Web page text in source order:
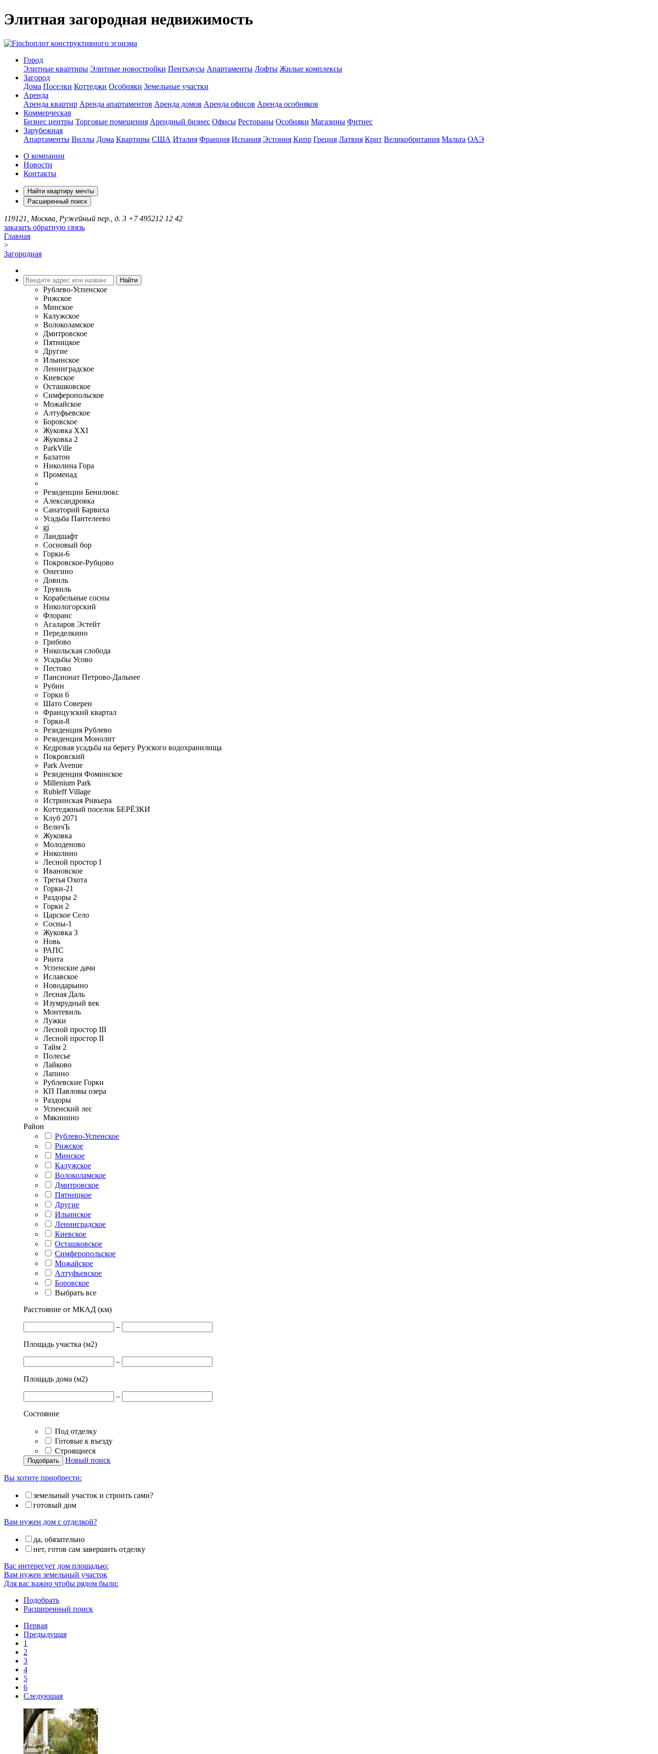
Элитная загородная недвижимость
оплот конструктивного эгоизма
Город
Элитные квартиры Элитные новостройки Пентхаусы Апартаменты Лофты Жилые комплексы
Загород
Дома Поселки Коттеджи Особняки Земельные участки
Аренда
Аренда квартир Аренда апартаментов Аренда домов Аренда офисов Аренда особняков
Коммерческая
Бизнес центры Торговые помещения Арендный бизнес Офисы Рестораны Особняки Магазины Фитнес
Зарубежная
Апартаменты Виллы Дома Квартиры США Италия Франция Испания Эстония Кипр Греция Латвия Крит Великобритания Мальта ОАЭ
О компании
Новости
Контакты
Найти квартиру мечты
Расширенный поиск
119121, Москва, Ружейный пер., д. 3 +7 495212 12 42
заказать обратную связь
Главная
>
Загородная
Рублево-Успенское
Рижское
Минское
Калужское
Волоколамское
Дмитровское
Пятницкое
Другие
Ильинское
Ленинградское
Киевское
Осташковское
Симферопольское
Можайское
Алтуфьевское
Боровское
Жуковка XXI
Жуковка 2
ParkVille
Балатон
Николина Гора
Променад
Резиденции Бенилюкс
Александровка
Санаторий Барвиха
Усадьба Пантелеево
gj
Ландшафт
Сосновый бор
Горки-6
Покровское-Рубцово
Онегино
Довиль
Трувиль
Корабельные сосны
Никологорский
Флоранс
Агаларов Эстейт
Переделкино
Грибово
Никольская слобода
Усадьбы Усово
Пестово
Пансионат Петрово-Дальнее
Рубин
Горки 6
Шато Соверен
Французский квартал
Горки-8
Резиденция Рублево
Резиденция Монолит
Кедровая усадьба на берегу Рузского водохранилища
Покровский
Park Avenue
Резиденция Фоминское
Millenium Park
Rubleff Village
Истринская Ривьера
Коттеджный поселок БЕРЁЗКИ
Клуб 2071
ВеличЪ
Жуковка
Молоденово
Николино
Лесной простор I
Ивановское
Третья Охота
Горки-21
Раздоры 2
Горки 2
Царское Село
Сосны-1
Жуковка 3
Новь
РАПС
Риита
Успенские дачи
Иславское
Новодарьино
Лесная Даль
Изумрудный век
Монтевиль
Лужки
Лесной простор III
Лесной простор II
Тайм 2
Полесье
Лайково
Лапино
Рублевские Горки
КП Павловы озера
Раздоры
Успенский лес
Мякинино
Район
Рублево-Успенское
Рижское
Минское
Калужское
Волоколамское
Дмитровское
Пятницкое
Другие
Ильинское
Ленинградское
Киевское
Осташковское
Симферопольское
Можайское
Алтуфьевское
Боровское
Выбрать все
Расстояние от МКАД (км)
–
Площадь участка (м2)
–
Площадь дома (м2)
–
Состояние
Под отделку
Готовые к въезду
Строящиеся
Новый поиск
Вы хотите приобрести:
земельный участок и строить сами?
готовый дом
Вам нужен дом с отделкой?
да, обязательно
нет, готов сам завершить отделку
Вас интересует дом площадью:
Вам нужен земельный участок
Для вас важно чтобы рядом были:
Подобрать
Расширенный поиск
Первая
Предыдущая
1
2
3
4
5
6
Следующая